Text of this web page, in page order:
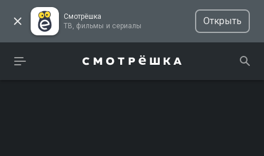
Смотрёшка
ТВ, фильмы и сериалы
Открыть